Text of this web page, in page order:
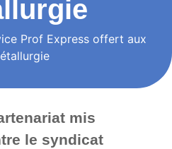
Prof Express offert aux
mis
le syndicat